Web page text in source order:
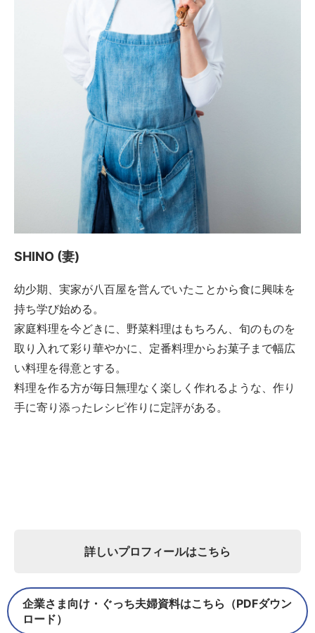
SHINO (妻)
幼少期、実家が八百屋を営んでいたことから食に興味を
持ち学び始める。
家庭料理を今どきに、野菜料理はもちろん、旬のものを
取り入れて彩り華やかに、定番料理からお菓子まで幅広
い料理を得意とする。
料理を作る方が毎日無理なく楽しく作れるような、作り
手に寄り添ったレシピ作りに定評がある。
詳しいプロフィールはこちら
企業さま向け・ぐっち夫婦資料はこちら（PDFダウン
ロード）